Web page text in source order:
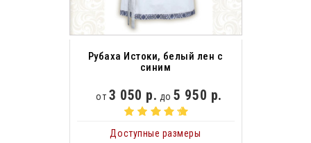
Рубаха Истоки, белый лен с
синим
от 3 050 р. до5 950 р.
Доступные размеры